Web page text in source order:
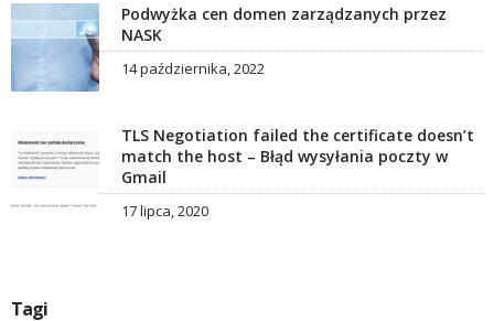
Podwyżka cen domen zarządzanych przez
NASK
14 października, 2022
TLS Negotiation failed the certificate doesn’t
match the host – Błąd wysyłania poczty w
Gmail
17 lipca, 2020
Tagi